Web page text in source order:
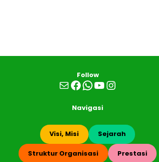
Follow
MailFacebook
WhatsApp
YouTube
Instagram
Navigasi
Visi, Misi Sejarah
Struktur Organisasi Prestasi